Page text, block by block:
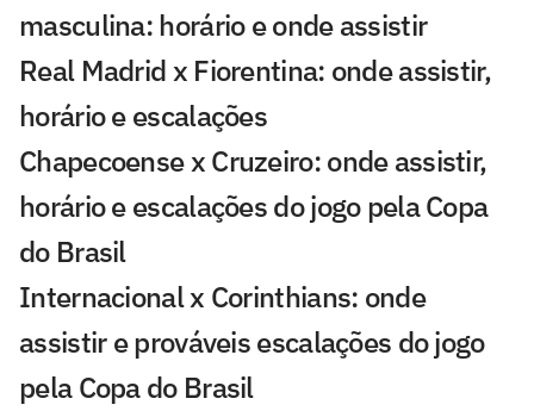
masculina: horário e onde assistir
Real Madrid x Fiorentina: onde assistir,
horário e escalações
Chapecoense x Cruzeiro: onde assistir,
horário e escalações do jogo pela Copa
do Brasil
Internacional x Corinthians: onde
assistir e prováveis escalações do jogo
pela Copa do Brasil